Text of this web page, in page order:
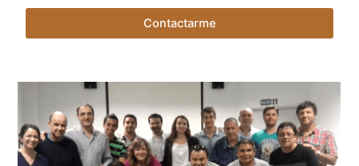
Contactarme